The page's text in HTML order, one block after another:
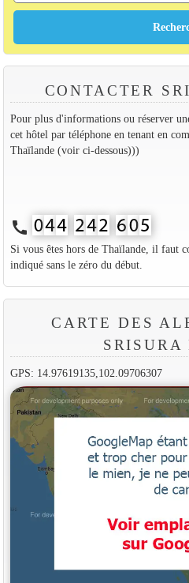
CONTACTER
Pour plus d'informations ou réserver
cet hôtel par téléphone en tenant en
Thaïlande (voir ci-dessous)))
call
Si vous êtes hors de Thaïlande, il faut
indiqué sans le zéro du début.
CARTE DES
SRISURA
GPS: 14.97619135,102.09706307